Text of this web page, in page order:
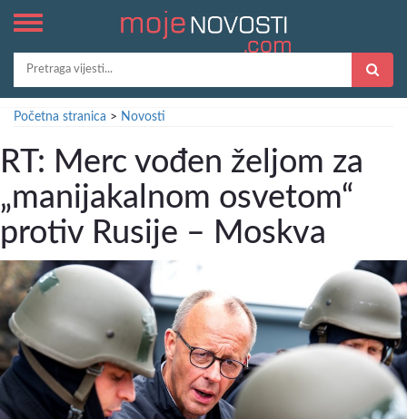
Početna stranica > Novosti
RT: Merc vođen željom za
„manijakalnom osvetom“
protiv Rusije – Moskva